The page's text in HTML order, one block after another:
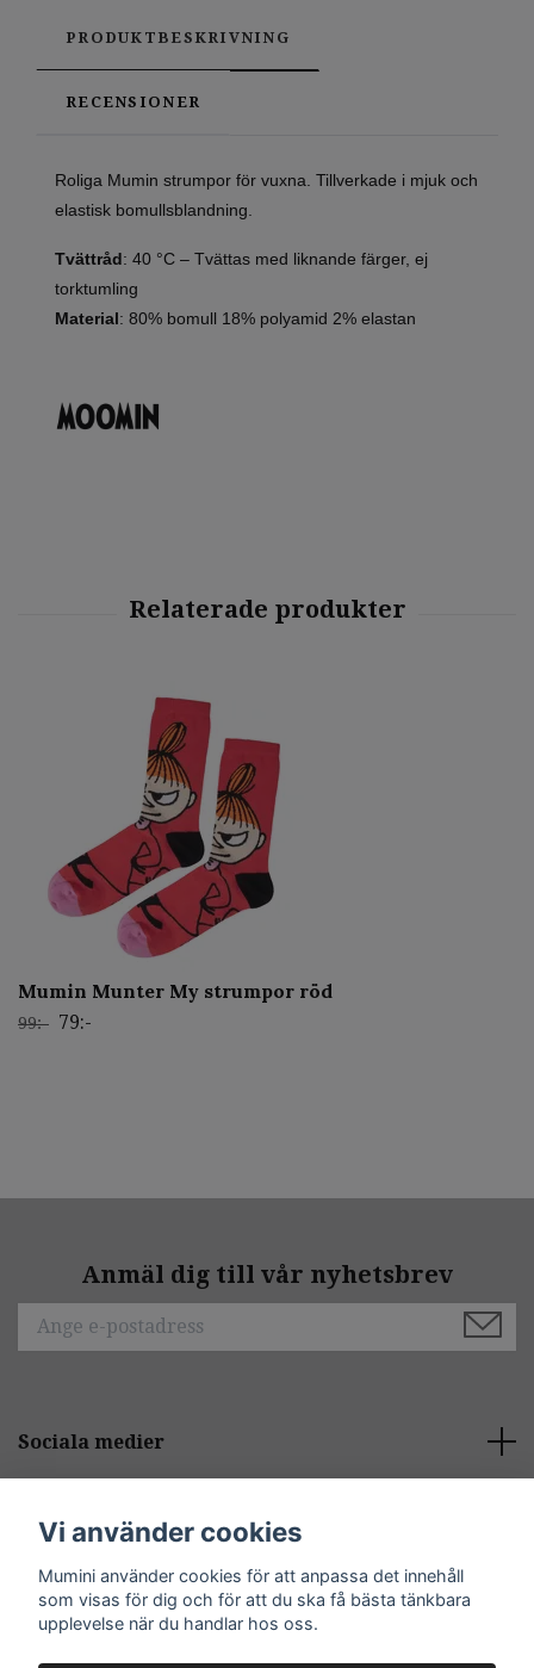
PRODUKTBESKRIVNING
RECENSIONER
Roliga Mumin strumpor för vuxna. Tillverkade i mjuk och
elastisk bomullsblandning.
Tvättråd: 40 °C – Tvättas med liknande färger, ej
torktumling
Material: 80% bomull 18% polyamid 2% elastan
Mumin Munter My strumpor röd
99:- 79:-
Anmäl dig till vår nyhetsbrev
Sociala medier
Kontakt
Vi använder cookies
Mumini använder cookies för att anpassa det innehåll
som visas för dig och för att du ska få bästa tänkbara
upplevelse när du handlar hos oss.